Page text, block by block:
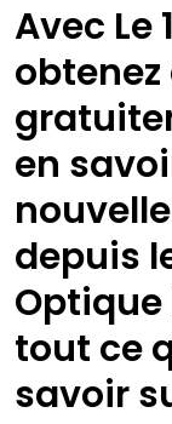
Avec Le
en
depuis
tout ce
savoir